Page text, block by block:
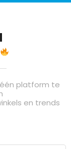
platform te
en trends